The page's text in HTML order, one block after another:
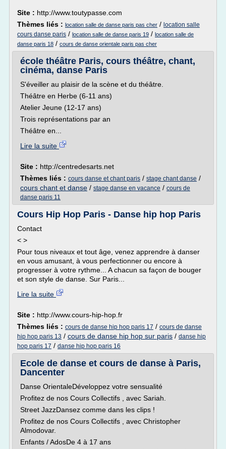
Site : http://www.toutypasse.com
Thèmes liés : location salle de danse paris pas cher / location salle
cours danse paris / location salle de danse paris 19 / location salle de
danse paris 18 / cours de danse orientale paris pas cher
école théâtre Paris, cours théâtre, chant,
cinéma, danse Paris
S'éveiller au plaisir de la scène et du théâtre.
Théâtre en Herbe (6-11 ans)
Atelier Jeune (12-17 ans)
Trois représentations par an
Théâtre en...
Lire la suite
Site : http://centredesarts.net
Thèmes liés : cours danse et chant paris / stage chant danse /
cours chant et danse / stage danse en vacance / cours de
danse paris 11
Cours Hip Hop Paris - Danse hip hop Paris
Contact
< >
Pour tous niveaux et tout âge, venez apprendre à danser
en vous amusant, à vous perfectionner ou encore à
progresser à votre rythme... A chacun sa façon de bouger
et son style de danse. Sur Paris...
Lire la suite
Site : http://www.cours-hip-hop.fr
Thèmes liés : cours de danse hip hop paris 17 / cours de danse
hip hop paris 13 / cours de danse hip hop sur paris / danse hip
hop paris 17 / danse hip hop paris 16
Ecole de danse et cours de danse à Paris,
Dancenter
Danse OrientaleDéveloppez votre sensualité
Profitez de nos Cours Collectifs , avec Sariah.
Street JazzDansez comme dans les clips !
Profitez de nos Cours Collectifs , avec Christopher
Almodovar.
Enfants / AdosDe 4 à 17 ans